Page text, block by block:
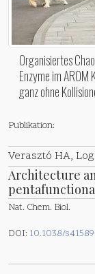
Organisiertes
Enzyme im AROM
ganz ohne
Publikation:
Verasztó HA,
Architecture
Nat. Chem. Biol.
DOI: 10.1038/